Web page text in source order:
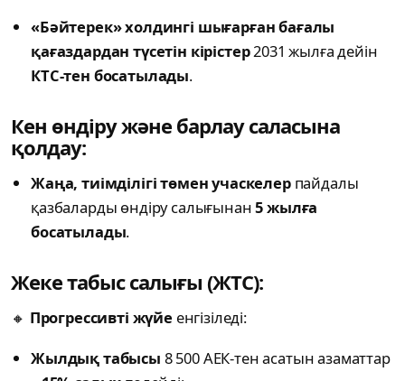
«Бәйтерек» холдингі шығарған бағалы
қағаздардан түсетін кірістер2031 жылға дейін
КТС-тен босатылады.
Кен өндіру және барлау саласына
қолдау:
Жаңа, тиімділігі төмен учаскелерпайдалы
қазбаларды өндіру салығынан5 жылға
босатылады.
Жеке табыс салығы (ЖТС):
🔸 Прогрессивті жүйе енгізіледі:
Жылдық табысы 8 500 АЕК-тен асатын азаматтар